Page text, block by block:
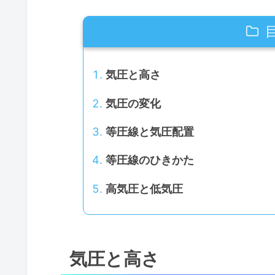
気圧と高さ
気圧の変化
等圧線と気圧配置
等圧線のひきかた
高気圧と低気圧
気圧と高さ